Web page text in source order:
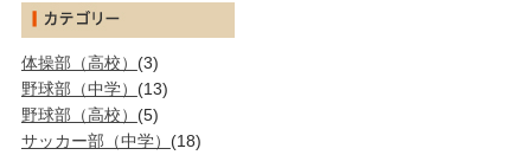
体操部（高校） (3)
野球部（中学） (13)
野球部（高校） (5)
サッカー部（中学） (18)